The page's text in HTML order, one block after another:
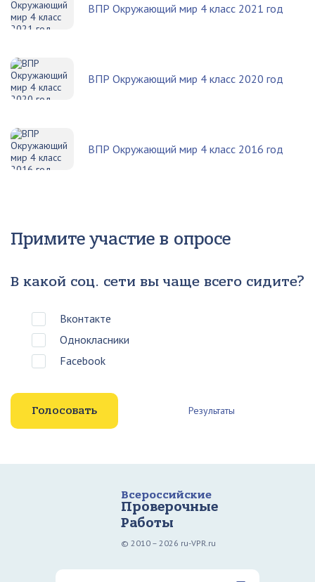
ВПР Окружающий мир 4 класс 2021 год
ВПР Окружающий мир 4 класс 2020 год
ВПР Окружающий мир 4 класс 2016 год
Примите участие в опросе
В какой соц. сети вы чаще всего сидите?
Вконтакте
Однокласники
Facebook
Результаты
Всероссийские
Проверочные
Работы
© 2010 – 2026 ru-VPR.ru